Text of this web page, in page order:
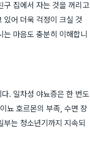
구 집에서 자는 것을 꺼리고
있어 더욱 걱정이 크실 것
마음도 충분히 이해합니
. 일차성 야뇨증은 한 번도
뇨 호르몬의 부족, 수면 장
는 청소년기까지 지속되